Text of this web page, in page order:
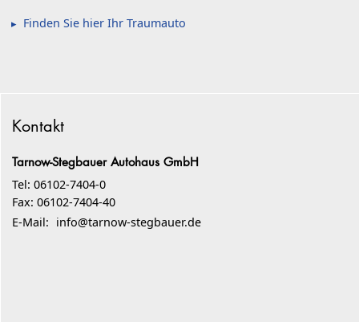
Finden Sie hier Ihr Traumauto
Kontakt
Tarnow-Stegbauer Autohaus GmbH
Tel: 06102-7404-0
Fax: 06102-7404-40
E-Mail: info@tarnow-stegbauer.de